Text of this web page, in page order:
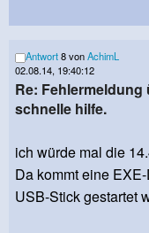
Antwort8 vonAchimL
02.08.14, 19:40:12
Re:
schnelle hilfe.
ich würde mal die
Da kommt eine
USB-Stick gestartet